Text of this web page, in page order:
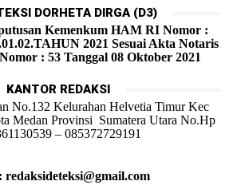
DORHETA DIRGA (D3)
Kemenkum HAM RI Nomor :
2021 Sesuai Akta Notaris
: 53 Tanggal 08 Oktober 2021
KANTOR REDAKSI
No.132 Kelurahan Helvetia Timur Kec
Medan Provinsi Sumatera Utara No.Hp
– 085372729191
redaksideteksi@gmail.com